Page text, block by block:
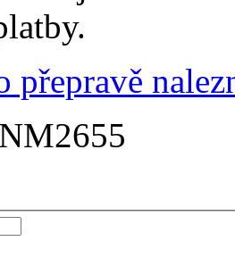
přepravě